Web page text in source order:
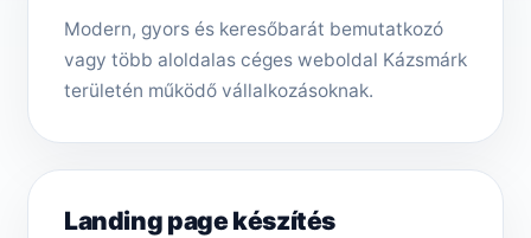
Modern, gyors és keresőbarát bemutatkozó
vagy több aloldalas céges weboldal Kázsmárk
területén működő vállalkozásoknak.
Landing page készítés